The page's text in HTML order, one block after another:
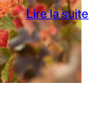
Lire la suite